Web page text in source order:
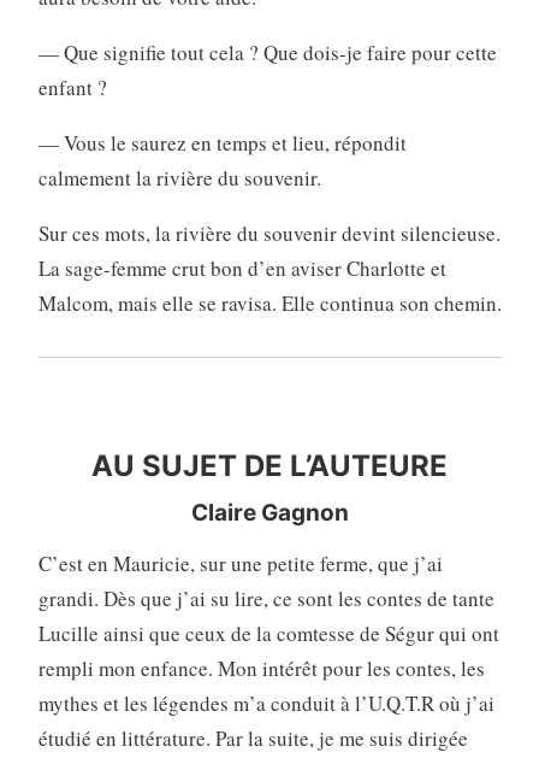
— Que signifie tout cela ? Que dois-je faire pour cette
enfant ?
— Vous le saurez en temps et lieu, répondit
calmement la rivière du souvenir.
Sur ces mots, la rivière du souvenir devint silencieuse.
La sage-femme crut bon d’en aviser Charlotte et
Malcom, mais elle se ravisa. Elle continua son chemin.
AU SUJET DE L’AUTEURE
Claire Gagnon
C’est en Mauricie, sur une petite ferme, que j’ai
grandi. Dès que j’ai su lire, ce sont les contes de tante
Lucille ainsi que ceux de la comtesse de Ségur qui ont
rempli mon enfance. Mon intérêt pour les contes, les
mythes et les légendes m’a conduit à l’U.Q.T.R où j’ai
étudié en littérature. Par la suite, je me suis dirigée